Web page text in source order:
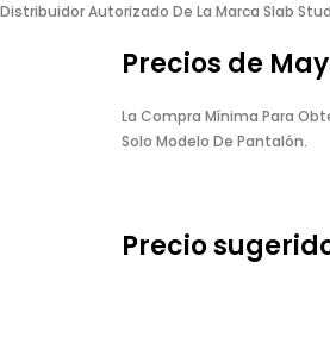
Distribuidor Autorizado De La Marca Slab
Precios de
La Compra Mínima Para
Solo Modelo De Pantalón.
Precio